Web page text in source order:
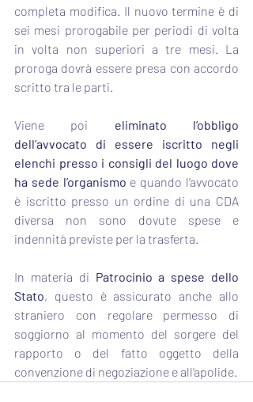
completa modifica. Il nuovo termine è di
sei mesi prorogabile per periodi di volta
in volta non superiori a tre mesi. La
proroga dovrà essere presa con accordo
scritto tra le parti.
Viene poi eliminato l’obbligo
dell’avvocato di essere iscritto negli
elenchi presso i consigli del luogo dove
ha sede l’organismo e quando l’avvocato
è iscritto presso un ordine di una CDA
diversa non sono dovute spese e
indennità previste per la trasferta.
In materia di Patrocinio a spese dello
Stato, questo è assicurato anche allo
straniero con regolare permesso di
soggiorno al momento del sorgere del
rapporto o del fatto oggetto della
convenzione di negoziazione e all’apolide.